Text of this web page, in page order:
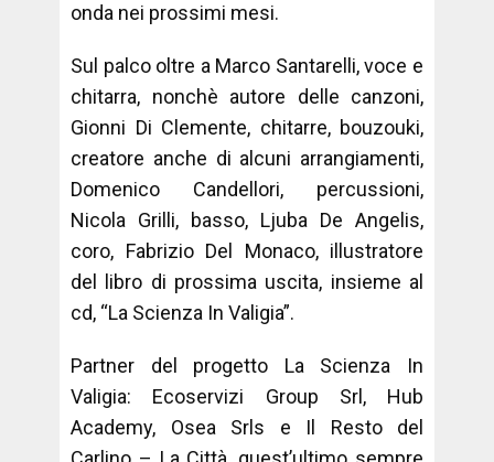
onda nei prossimi mesi.
Sul palco oltre a Marco Santarelli, voce e
chitarra, nonchè autore delle canzoni,
Gionni Di Clemente, chitarre, bouzouki,
creatore anche di alcuni arrangiamenti,
Domenico Candellori, percussioni,
Nicola Grilli, basso, Ljuba De Angelis,
coro, Fabrizio Del Monaco, illustratore
del libro di prossima uscita, insieme al
cd, “La Scienza In Valigia”.
Partner del progetto La Scienza In
Valigia: Ecoservizi Group Srl, Hub
Academy, Osea Srls e Il Resto del